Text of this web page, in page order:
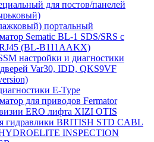
для постов/панелей
портальный
Sematic BL-1 SDS/SRS с
(BL-B111AAKX)
настройки и диагностики
Var30, IDD, QKS9VF
E-Type
для приводов Fermator
ERO лифта XIZI OTIS
гидравлики BRITISH STD CABL
INSPECTION